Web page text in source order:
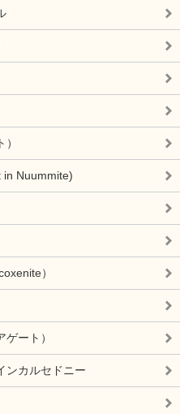
in Nuummite)
）
ート）
ンカルセドニー